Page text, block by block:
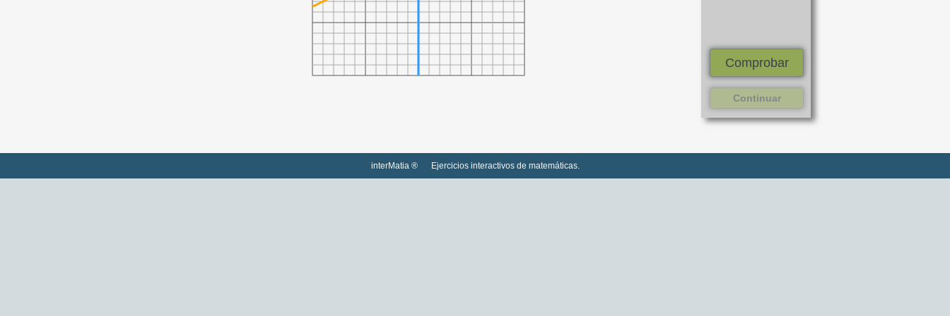
Comprobar
Continuar
interMatia ® Ejercicios interactivos de matemáticas.